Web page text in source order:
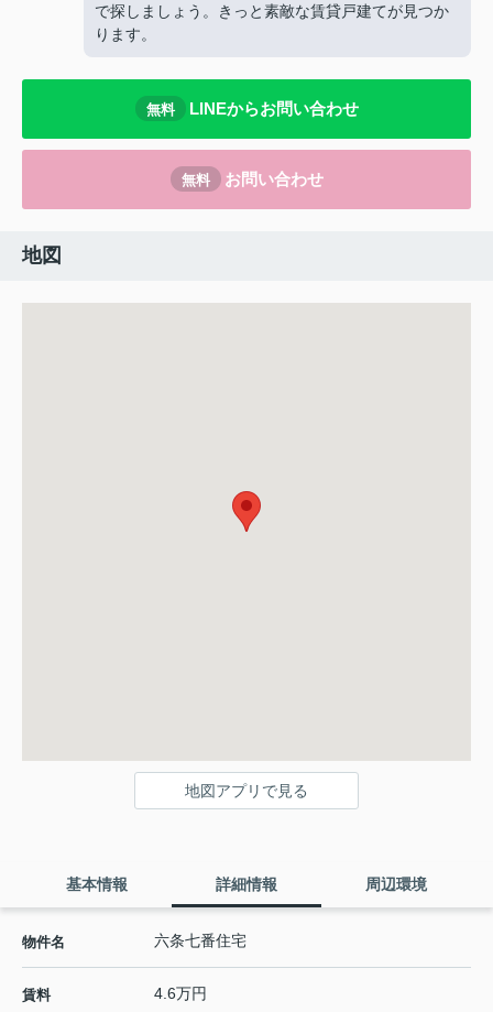
で探しましょう。きっと素敵な賃貸戸建てが見つか
ります。
無料 LINEからお問い合わせ
無料 お問い合わせ
地図
地図アプリで見る
基本情報 詳細情報 周辺環境
物件名 六条七番住宅
賃料 4.6万円